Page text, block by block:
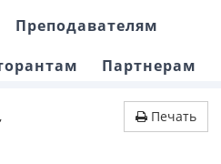
Преподавателям
Партнерам
,
Печать